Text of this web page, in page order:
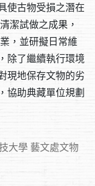
使古物受損之潛在
潔試做之成果，
，並研擬日常維
除了繼續執行環境
現地保存文物的劣
協助典藏單位規劃
大學 藝文處文物